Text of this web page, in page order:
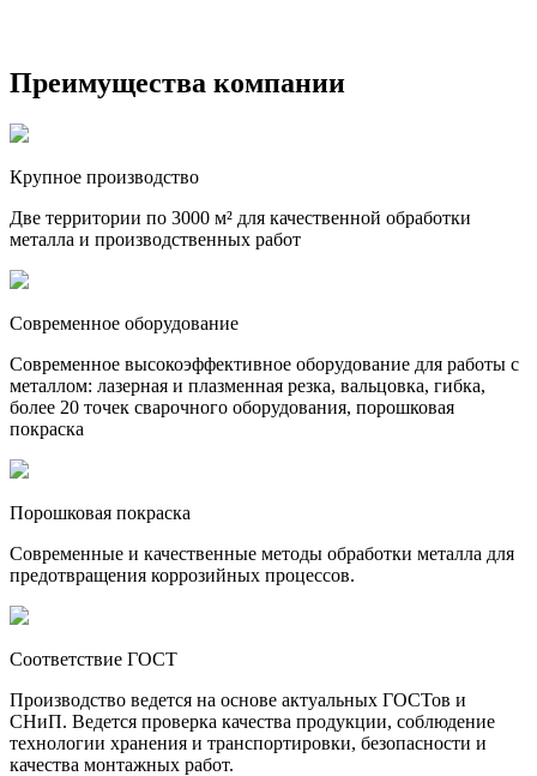
Преимущества компании
Крупное производство
Две территории по 3000 м² для качественной обработки
металла и производственных работ
Современное оборудование
Современное высокоэффективное оборудование для работы с
металлом: лазерная и плазменная резка, вальцовка, гибка,
более 20 точек сварочного оборудования, порошковая
покраска
Порошковая покраска
Современные и качественные методы обработки металла для
предотвращения коррозийных процессов.
Соответствие ГОСТ
Производство ведется на основе актуальных ГОСТов и
СНиП. Ведется проверка качества продукции, соблюдение
технологии хранения и транспортировки, безопасности и
качества монтажных работ.